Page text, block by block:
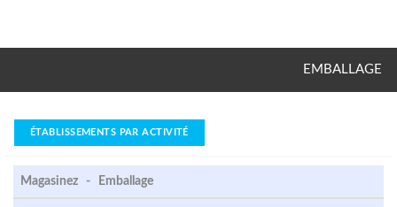
EMBALLAGE
ÉTABLISSEMENTS PAR ACTIVITÉ
Magasinez - Emballage